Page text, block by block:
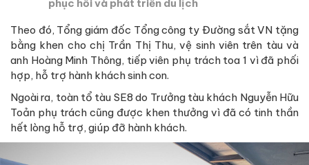
phục hồi và phát triển du lịch
Theo đó, Tổng giám đốc Tổng công ty Đường sắt VN tặng
bằng khen cho chị Trần Thị Thu, vệ sinh viên trên tàu và
anh Hoàng Minh Thông, tiếp viên phụ trách toa 1 vì đã phối
hợp, hỗ trợ hành khách sinh con.
Ngoài ra, toàn tổ tàu SE8 do Trưởng tàu khách Nguyễn Hữu
Toản phụ trách cũng được khen thưởng vì đã có tinh thần
hết lòng hỗ trợ, giúp đỡ hành khách.